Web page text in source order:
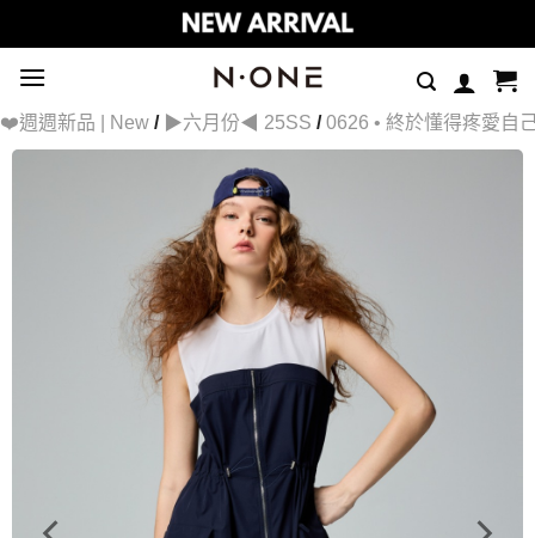
to
content
❤️週週新品 | New / ▶六月份◀ 25SS /0626 • 終於懂得疼愛自